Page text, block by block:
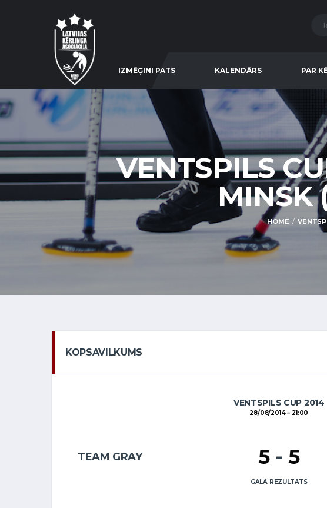
IZMĒĢINI PATS KALENDĀRS PAR
VENTSPILS
MINSK
HOME
KOPSAVILKUMS
VENTSPILS CUP 2014
28/08/2014 21:00
TEAM GRAY 5 - 5
GALA REZULTĀTS